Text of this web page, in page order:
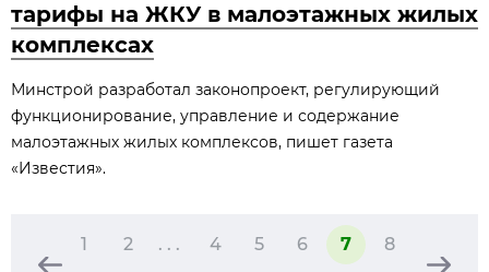
тарифы на ЖКУ в малоэтажных жилых
комплексах
Минстрой разработал законопроект, регулирующий
функционирование, управление и содержание
малоэтажных жилых комплексов, пишет газета
«Известия».
1 2 . . . 4 5 6 7
8